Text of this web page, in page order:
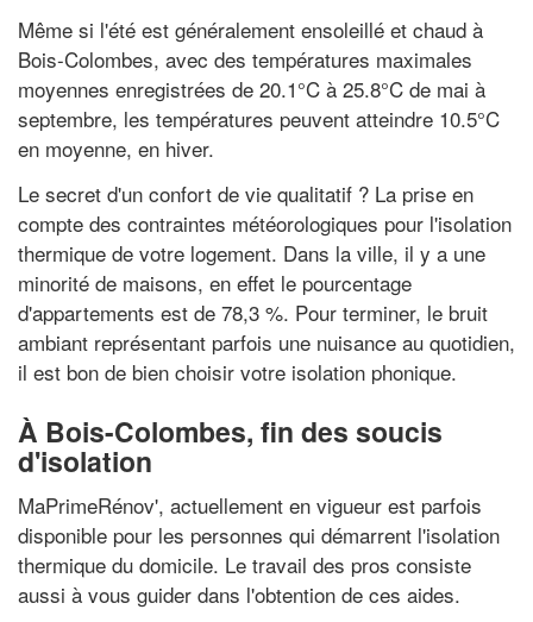
Même si l'été est généralement ensoleillé et chaud à
Bois-Colombes, avec des températures maximales
moyennes enregistrées de 20.1°C à 25.8°C de mai à
septembre, les températures peuvent atteindre 10.5°C
en moyenne, en hiver.
Le secret d'un confort de vie qualitatif ? La prise en
compte des contraintes météorologiques pour l'isolation
thermique de votre logement. Dans la ville, il y a une
minorité de maisons, en effet le pourcentage
d'appartements est de 78,3 %. Pour terminer, le bruit
ambiant représentant parfois une nuisance au quotidien,
il est bon de bien choisir votre isolation phonique.
À Bois-Colombes, fin des soucis
d'isolation
MaPrimeRénov', actuellement en vigueur est parfois
disponible pour les personnes qui démarrent l'isolation
thermique du domicile. Le travail des pros consiste
aussi à vous guider dans l'obtention de ces aides.